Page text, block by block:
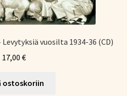
vuosilta 1934-36 (CD)
17,00 €
ostoskoriin